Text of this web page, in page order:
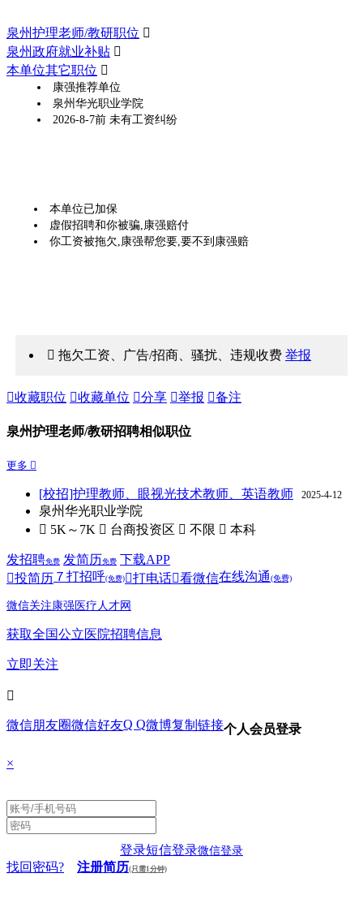
泉州护理老师/教研职位 
泉州政府就业补贴 
本单位其它职位 
康强推荐单位
泉州华光职业学院
2026-8-7前 未有工资纠纷
本单位已加保
虚假招聘和你被骗,康强赔付
你工资被拖欠,康强帮您要,要不到康强赔
 拖欠工资、广告/招商、骚扰、违规收费举报
收藏职位 收藏单位 分享 举报 备注
泉州护理老师/教研招聘相似职位
更多 
[校招]护理教师、眼视光技术教师、英语教师 2025-4-12
泉州华光职业学院
 5K～7K  台商投资区  不限  本科
发招聘免费 发简历免费 下载APP
投简历 ７ 打招呼(免费) 打电话看微信在线沟通(免费)
微信关注康强医疗人才网
获取全国公立医院招聘信息
立即关注

微信朋友圈微信好友Q Q微博复制链接个人会员登录
×
登录短信登录微信登录
找回密码? 注册简历(只需1分钟)